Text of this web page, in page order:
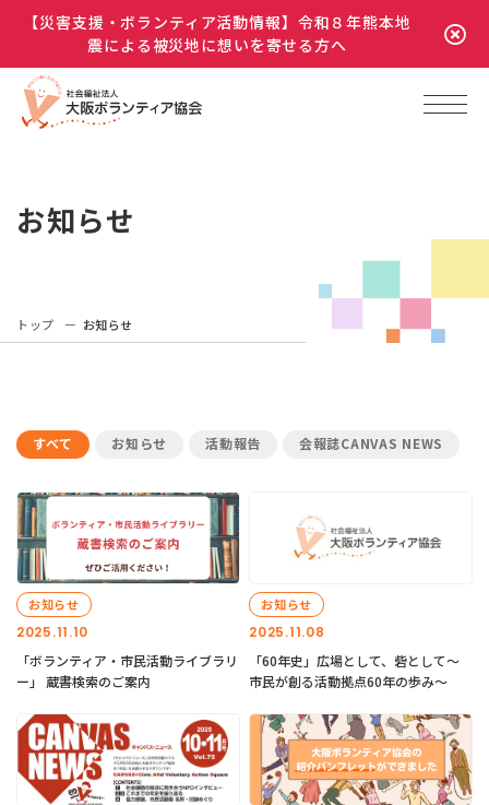
【災害支援・ボランティア活動情報】令和８年熊本地
震による被災地に想いを寄せる方へ
お知らせ
トップ お知らせ
すべて お知らせ 活動報告 会報誌CANVAS NEWS
2025.11.10
お知らせ
「ボランティア・市民活動ライブラリ
ー」 蔵書検索のご案内
2025.11.08
お知らせ
「60年史」広場として、砦として～
市民が創る活動拠点60年の歩み～